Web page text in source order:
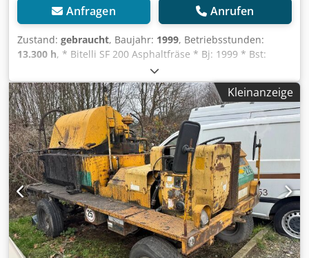
Anfragen Anrufen
Zustand: gebraucht, Baujahr: 1999, Betriebsstunden:
13.300 h, * Bitelli SF 200 Asphaltfräse * Bj: 1999 * Bst:
13.000 h * MB Motor * Fräsbreite: 2 m * hydr. Klappband *
Gewicht: 29.000 kg * mehr Bilder und Videos per
Whatsapp Cedpfx Amezm Epbsyjrf * Angaben ohne
Gewähr und zwischenverkauf vorbehalten.
Kleinanzeige